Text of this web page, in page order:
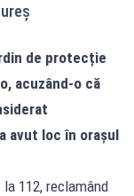
de protecție
acuzând-o că
avut loc în orașul
112, reclamând